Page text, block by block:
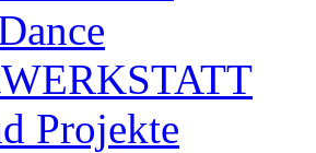
Projekte